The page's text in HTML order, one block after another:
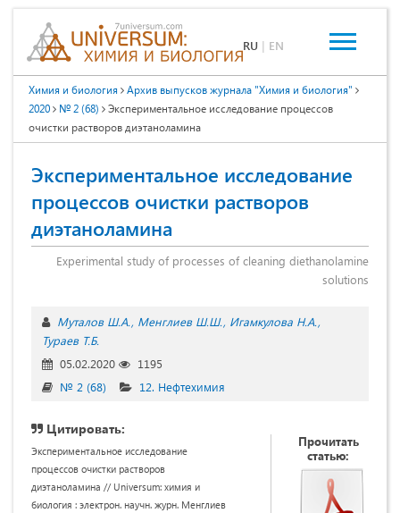
RU | EN
Химия и биология
Архив выпусков журнала "Химия и биология"
2020
№ 2 (68)
Экспериментальное исследование процессов
очистки растворов диэтаноламина
Экспериментальное исследование
процессов очистки растворов
диэтаноламина
Experimental study of processes of cleaning diethanolamine
solutions
Муталов Ш.А. Менглиев Ш.Ш. Игамкулова Н.А.
Тураев Т.Б.
05.02.2020
1195
№ 2 (68)
12. Нефтехимия
Цитировать:
Экспериментальное исследование
процессов очистки растворов
диэтаноламина // Universum: химия и
биология : электрон. научн. журн. Менглиев
Прочитать
статью: